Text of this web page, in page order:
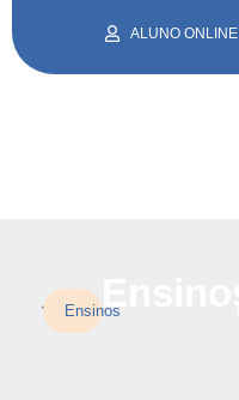
ALUNO ONLINE
Ensinos